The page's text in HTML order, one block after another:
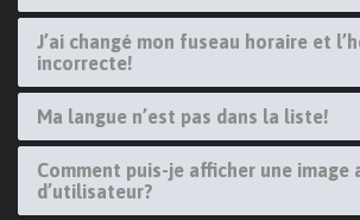
J’ai changé mon fuseau horaire et
incorrecte!
Ma langue n’est pas dans la liste!
Comment puis-je afficher une image
d’utilisateur?